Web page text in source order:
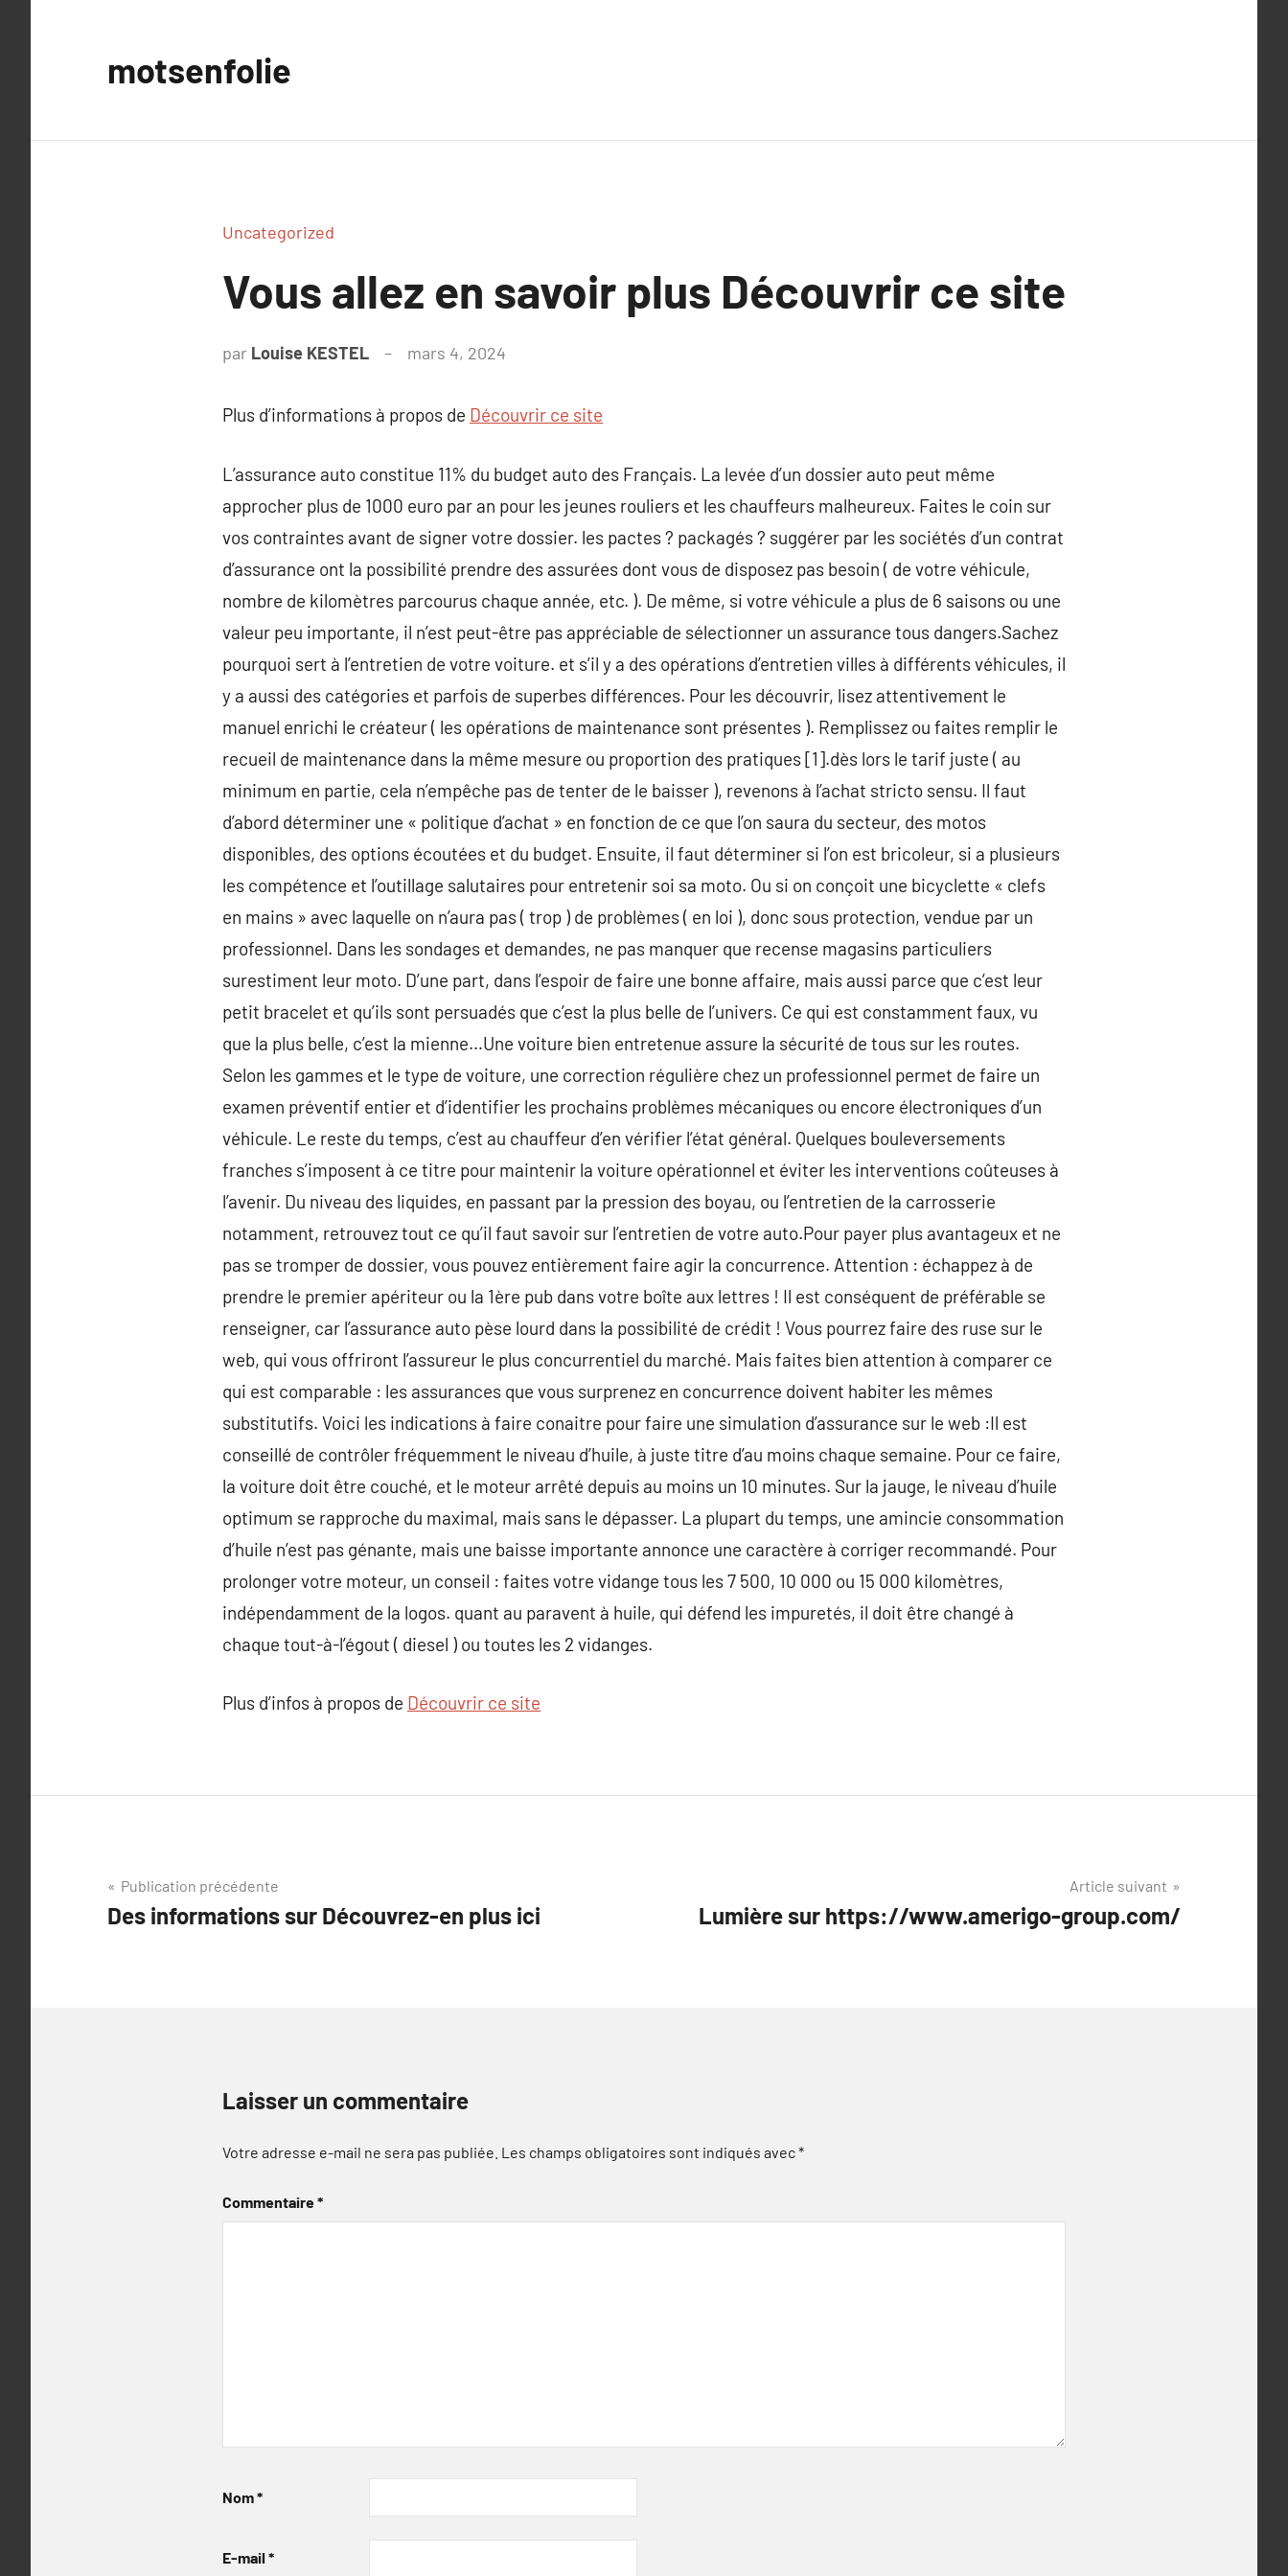
motsenfolie
Uncategorized
Vous allez en savoir plus Découvrir ce site
par Louise KESTEL mars 4, 2024
Plus d’informations à propos de Découvrir ce site
L’assurance auto constitue 11% du budget auto des Français. La levée d’un dossier auto peut même
approcher plus de 1000 euro par an pour les jeunes rouliers et les chauffeurs malheureux. Faites le coin sur
vos contraintes avant de signer votre dossier. les pactes ? packagés ? suggérer par les sociétés d’un contrat
d’assurance ont la possibilité prendre des assurées dont vous de disposez pas besoin ( de votre véhicule,
nombre de kilomètres parcourus chaque année, etc. ). De même, si votre véhicule a plus de 6 saisons ou une
valeur peu importante, il n’est peut-être pas appréciable de sélectionner un assurance tous dangers.Sachez
pourquoi sert à l’entretien de votre voiture. et s’il y a des opérations d’entretien villes à différents véhicules, il
y a aussi des catégories et parfois de superbes différences. Pour les découvrir, lisez attentivement le
manuel enrichi le créateur ( les opérations de maintenance sont présentes ). Remplissez ou faites remplir le
recueil de maintenance dans la même mesure ou proportion des pratiques [1].dès lors le tarif juste ( au
minimum en partie, cela n’empêche pas de tenter de le baisser ), revenons à l’achat stricto sensu. Il faut
d’abord déterminer une « politique d’achat » en fonction de ce que l’on saura du secteur, des motos
disponibles, des options écoutées et du budget. Ensuite, il faut déterminer si l’on est bricoleur, si a plusieurs
les compétence et l’outillage salutaires pour entretenir soi sa moto. Ou si on conçoit une bicyclette « clefs
en mains » avec laquelle on n’aura pas ( trop ) de problèmes ( en loi ), donc sous protection, vendue par un
professionnel. Dans les sondages et demandes, ne pas manquer que recense magasins particuliers
surestiment leur moto. D’une part, dans l’espoir de faire une bonne affaire, mais aussi parce que c’est leur
petit bracelet et qu’ils sont persuadés que c’est la plus belle de l’univers. Ce qui est constamment faux, vu
que la plus belle, c’est la mienne…Une voiture bien entretenue assure la sécurité de tous sur les routes.
Selon les gammes et le type de voiture, une correction régulière chez un professionnel permet de faire un
examen préventif entier et d’identifier les prochains problèmes mécaniques ou encore électroniques d’un
véhicule. Le reste du temps, c’est au chauffeur d’en vérifier l’état général. Quelques bouleversements
franches s’imposent à ce titre pour maintenir la voiture opérationnel et éviter les interventions coûteuses à
l’avenir. Du niveau des liquides, en passant par la pression des boyau, ou l’entretien de la carrosserie
notamment, retrouvez tout ce qu’il faut savoir sur l’entretien de votre auto.Pour payer plus avantageux et ne
pas se tromper de dossier, vous pouvez entièrement faire agir la concurrence. Attention : échappez à de
prendre le premier apériteur ou la 1ère pub dans votre boîte aux lettres ! Il est conséquent de préférable se
renseigner, car l’assurance auto pèse lourd dans la possibilité de crédit ! Vous pourrez faire des ruse sur le
web, qui vous offriront l’assureur le plus concurrentiel du marché. Mais faites bien attention à comparer ce
qui est comparable : les assurances que vous surprenez en concurrence doivent habiter les mêmes
substitutifs. Voici les indications à faire conaitre pour faire une simulation d’assurance sur le web :Il est
conseillé de contrôler fréquemment le niveau d’huile, à juste titre d’au moins chaque semaine. Pour ce faire,
la voiture doit être couché, et le moteur arrêté depuis au moins un 10 minutes. Sur la jauge, le niveau d’huile
optimum se rapproche du maximal, mais sans le dépasser. La plupart du temps, une amincie consommation
d’huile n’est pas génante, mais une baisse importante annonce une caractère à corriger recommandé. Pour
prolonger votre moteur, un conseil : faites votre vidange tous les 7 500, 10 000 ou 15 000 kilomètres,
indépendamment de la logos. quant au paravent à huile, qui défend les impuretés, il doit être changé à
chaque tout-à-l’égout ( diesel ) ou toutes les 2 vidanges.
Plus d’infos à propos de Découvrir ce site
Navigation
de
Publication précédente
Des informations sur Découvrez-en plus ici
Article suivant
Lumière sur https://www.amerigo-group.com/
Laisser un commentaire
Votre adresse e-mail ne sera pas publiée. Les champs obligatoires sont indiqués avec*
Commentaire*
Nom*
E-mail *